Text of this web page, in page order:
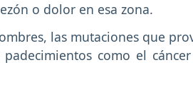
o dolor en esa zona.
las mutaciones que
padecimientos como el